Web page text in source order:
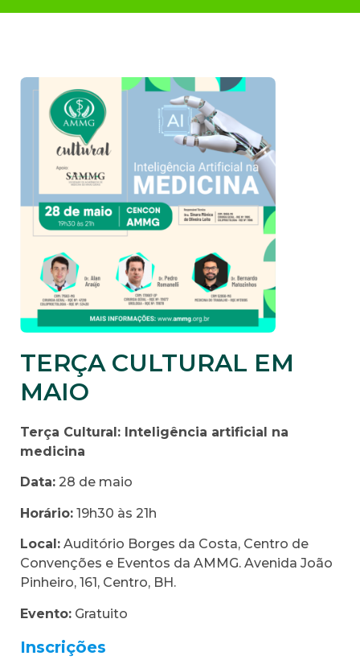
TERÇA CULTURAL EM
MAIO
Terça Cultural: Inteligência artificial na
medicina
Data: 28 de maio
Horário: 19h30 às 21h
Local: Auditório Borges da Costa, Centro de
Convenções e Eventos da AMMG. Avenida João
Pinheiro, 161, Centro, BH.
Evento: Gratuito
Inscrições